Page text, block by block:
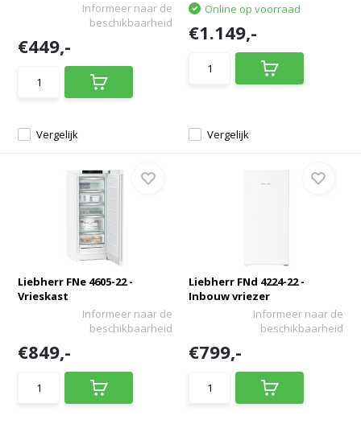
Vergelijk
Informeer naar de
beschikbaarheid
€449,-
Vergelijk
Online op voorraad
€1.149,-
Liebherr FNe 4605-22 -
Vrieskast
Informeer naar de
beschikbaarheid
€849,-
Liebherr FNd 4224-22 -
Inbouw vriezer
Informeer naar de
beschikbaarheid
€799,-